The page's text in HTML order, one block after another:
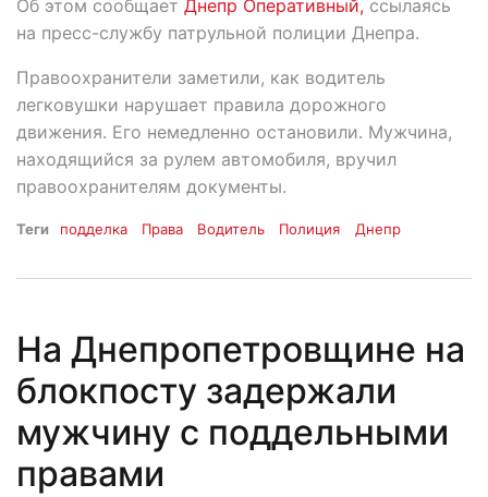
Об этом сообщает Днепр Оперативный, ссылаясь
на пресс-службу патрульной полиции Днепра.
Правоохранители заметили, как водитель
легковушки нарушает правила дорожного
движения. Его немедленно остановили. Мужчина,
находящийся за рулем автомобиля, вручил
правоохранителям документы.
Теги подделка Права Водитель Полиция Днепр
На Днепропетровщине на
блокпосту задержали
мужчину с поддельными
правами